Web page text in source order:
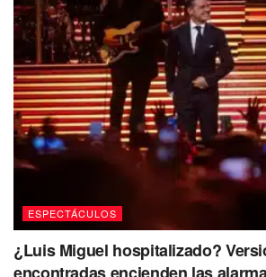
ESPECTÁCULOS
¿Luis Miguel hospitalizado?
encontradas encienden las